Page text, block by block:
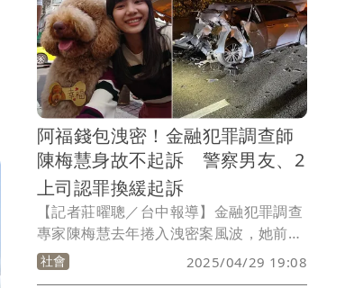
就向超過萬名投資人非法吸金逾2億元。
林男夫妻與幹部共13人遭起訴，台南地院
審理後今天判處8年到1年2月不等徒刑，
可上訴。
阿福錢包洩密！金融犯罪調查師
陳梅慧身故不起訴 警察男友、2
上司認罪換緩起訴
【記者莊曜聰／台中報導】金融犯罪調查
專家陳梅慧去年捲入洩密案風波，她前往
台中地檢應訊後，卻在北返時遭遇車禍身
亡，由於她曾協助多起外界矚目案件釐清
社會 2025/04/29 19:08